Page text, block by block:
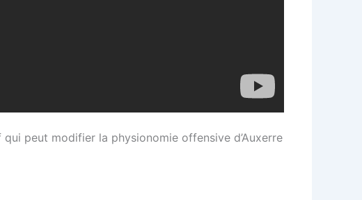
peut modifier la physionomie offensive d’Auxerre